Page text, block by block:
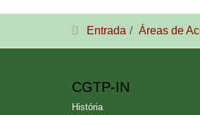
Entrada Áreas de
CGTP-IN
História